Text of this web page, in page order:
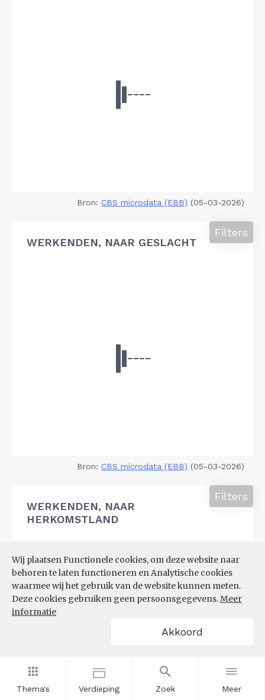
Thema's Verdieping Zoek Meer
Wij plaatsen Functionele cookies, om deze website naar
behoren te laten functioneren en Analytische cookies
waarmee wij het gebruik van de website kunnen meten.
Deze cookies gebruiken geen persoonsgegevens.Meer
informatie
Akkoord
Bron: CBS microdata (EBB) (05-03-2026)
WERKENDEN, NAAR GESLACHT
Filters
Bron: CBS microdata (EBB) (05-03-2026)
WERKENDEN, NAAR
HERKOMSTLAND
Filters